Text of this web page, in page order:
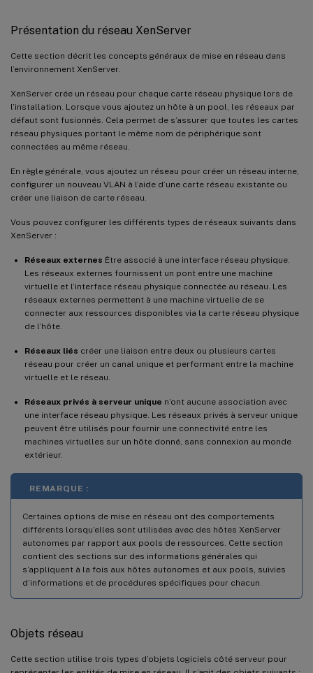
Présentation du réseau XenServer
Cette section décrit les concepts généraux de mise en réseau dans
l’environnement XenServer.
XenServer crée un réseau pour chaque carte réseau physique lors de
l’installation. Lorsque vous ajoutez un hôte à un pool, les réseaux par
défaut sont fusionnés. Cela permet de s’assurer que toutes les cartes
réseau physiques portant le même nom de périphérique sont
connectées au même réseau.
En règle générale, vous ajoutez un réseau pour créer un réseau interne,
configurer un nouveau VLAN à l’aide d’une carte réseau existante ou
créer une liaison de carte réseau.
Vous pouvez configurer les différents types de réseaux suivants dans
XenServer :
Réseaux externes Être associé à une interface réseau physique.
Les réseaux externes fournissent un pont entre une machine
virtuelle et l’interface réseau physique connectée au réseau. Les
réseaux externes permettent à une machine virtuelle de se
connecter aux ressources disponibles via la carte réseau physique
de l’hôte.
Réseaux liés créer une liaison entre deux ou plusieurs cartes
réseau pour créer un canal unique et performant entre la machine
virtuelle et le réseau.
Réseaux privés à serveur unique n’ont aucune association avec
une interface réseau physique. Les réseaux privés à serveur unique
peuvent être utilisés pour fournir une connectivité entre les
machines virtuelles sur un hôte donné, sans connexion au monde
extérieur.
REMARQUE :
Certaines options de mise en réseau ont des comportements
différents lorsqu’elles sont utilisées avec des hôtes XenServer
autonomes par rapport aux pools de ressources. Cette section
contient des sections sur des informations générales qui
s’appliquent à la fois aux hôtes autonomes et aux pools, suivies
d’informations et de procédures spécifiques pour chacun.
Objets réseau
Cette section utilise trois types d’objets logiciels côté serveur pour